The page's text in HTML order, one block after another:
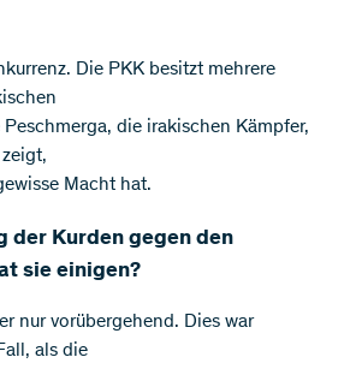
Die PKK besitzt mehrere
die irakischen Kämpfer,
Macht hat.
der Kurden gegen den
sie einigen?
nur vorübergehend. Dies war
als die